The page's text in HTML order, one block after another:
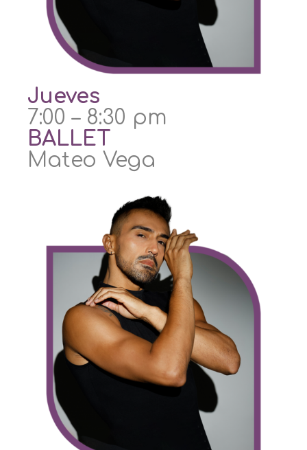
Jueves
7:00 – 8:30 pm
BALLET
Mateo Vega